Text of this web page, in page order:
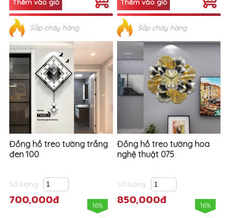
Sắp cháy hàng Sắp cháy hàng
Đồng hồ treo tường trắng
đen 100
Số lượng
700,000đ 16%
Đồng hồ treo tường hoa
nghệ thuật 075
Số lượng
850,000đ 16%